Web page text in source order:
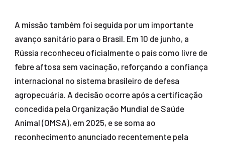
A missão também foi seguida por um importante
avanço sanitário para o Brasil. Em 10 de junho, a
Rússia reconheceu oficialmente o país como livre de
febre aftosa sem vacinação, reforçando a confiança
internacional no sistema brasileiro de defesa
agropecuária. A decisão ocorre após a certificação
concedida pela Organização Mundial de Saúde
Animal (OMSA), em 2025, e se soma ao
reconhecimento anunciado recentemente pela